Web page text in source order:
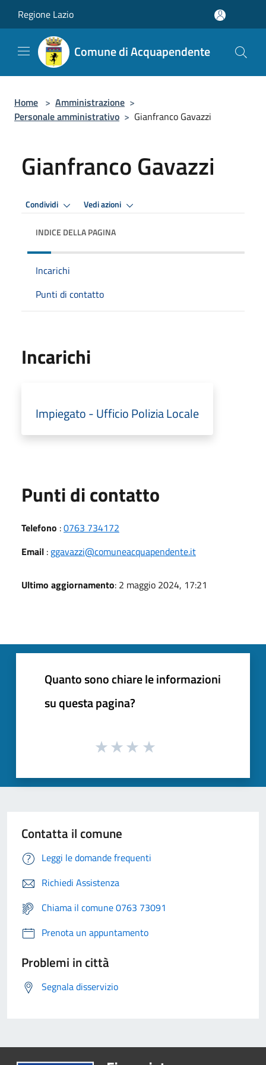
Regione Lazio
Comune di Acquapendente
Home > Amministrazione >
Personale amministrativo > Gianfranco Gavazzi
Gianfranco Gavazzi
Condividi Vedi azioni
INDICE DELLA PAGINA
Incarichi
Punti di contatto
Incarichi
Impiegato - Ufficio Polizia Locale
Punti di contatto
Telefono :0763 734172
Email : ggavazzi@comuneacquapendente.it
Ultimo aggiornamento: 2 maggio 2024, 17:21
Quanto sono chiare le informazioni
su questa pagina?
Contatta il comune
Leggi le domande frequenti
Richiedi Assistenza
Chiama il comune 0763 73091
Prenota un appuntamento
Problemi in città
Segnala disservizio